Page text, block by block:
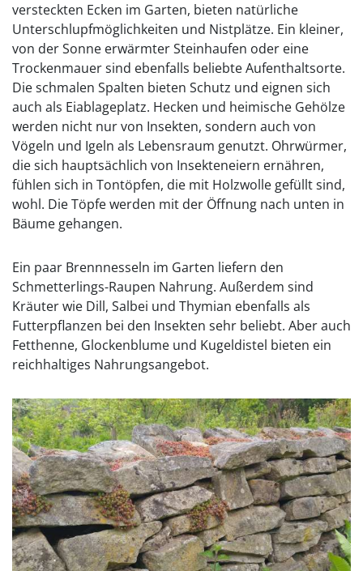
versteckten Ecken im Garten, bieten natürliche
Unterschlupfmöglichkeiten und Nistplätze. Ein kleiner,
von der Sonne erwärmter Steinhaufen oder eine
Trockenmauer sind ebenfalls beliebte Aufenthaltsorte.
Die schmalen Spalten bieten Schutz und eignen sich
auch als Eiablageplatz. Hecken und heimische Gehölze
werden nicht nur von Insekten, sondern auch von
Vögeln und Igeln als Lebensraum genutzt. Ohrwürmer,
die sich hauptsächlich von Insekteneiern ernähren,
fühlen sich in Tontöpfen, die mit Holzwolle gefüllt sind,
wohl. Die Töpfe werden mit der Öffnung nach unten in
Bäume gehangen.
Ein paar Brennnesseln im Garten liefern den
Schmetterlings-Raupen Nahrung. Außerdem sind
Kräuter wie Dill, Salbei und Thymian ebenfalls als
Futterpflanzen bei den Insekten sehr beliebt. Aber auch
Fetthenne, Glockenblume und Kugeldistel bieten ein
reichhaltiges Nahrungsangebot.